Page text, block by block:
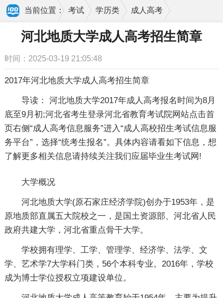
当前位置： 考试 学历类 成人高考
报名 河北地质大学成人高考招生简章
河北地质大学成人高考招生简章
时间：2025-03-19 21:05:48
2017年河北地质大学成人高考招生简章
导读： 河北地质大学2017年成人高考报名时间为8月
底至9月初;河北省考生登录河北省教育考试院网站点击首
页右侧“成人高考信息服务”进入“成人高校招生考试信息服
务平台”，选择“统考生报名”。具体内容请看如下信息，想
了解更多相关信息请持续关注我们应届毕业生考试网!
大学概况
河北地质大学(原石家庄经济学院)创办于1953年，是
原地质部直属五大院校之一，是国土资源部、河北省人民
政府共建大学，河北省重点骨干大学。
学校拥有理学、工学、管理学、经济学、法学、文
学、艺术学7大学科门类，56个本科专业。2016年，学校
成为博士学位授权立项建设单位。